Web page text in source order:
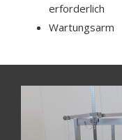
erforderlich
Wartungsarm